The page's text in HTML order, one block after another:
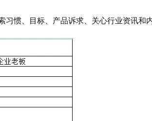
惯、目标、产品诉求、关心行业资讯